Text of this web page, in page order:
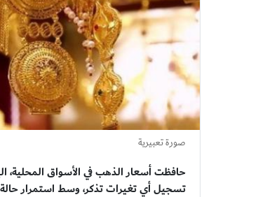
صورة تعبيرية
تسجيل أي تغيرات تذكر، وسط استمرار حالة